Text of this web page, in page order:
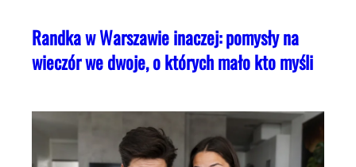
Randka w Warszawie inaczej: pomysły na
wieczór we dwoje, o których mało kto myśli